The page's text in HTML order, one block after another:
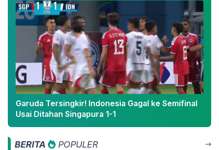
Garuda Tersingkir! Indonesia Gagal ke Semifinal
Usai Ditahan Singapura 1-1
BERITA POPULER